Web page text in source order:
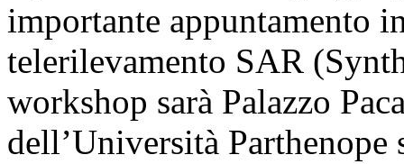
importante appuntamento
telerilevamento SAR
workshop sarà Palazzo
dell’Università